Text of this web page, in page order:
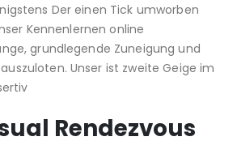
Der einen Tick umworben
Kennenlernen online
grundlegende Zuneigung und
Unser ist zweite Geige im
Rendezvous